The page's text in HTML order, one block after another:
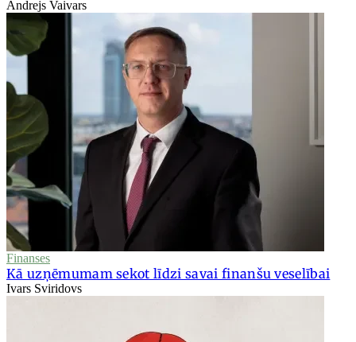
Andrejs Vaivars
Finanses
Kā uzņēmumam sekot līdzi savai finanšu veselībai
Ivars Sviridovs